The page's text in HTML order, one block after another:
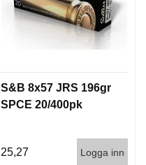
S&B 8x57 JRS 196gr
SPCE 20/400pk
25,27 Logga inn